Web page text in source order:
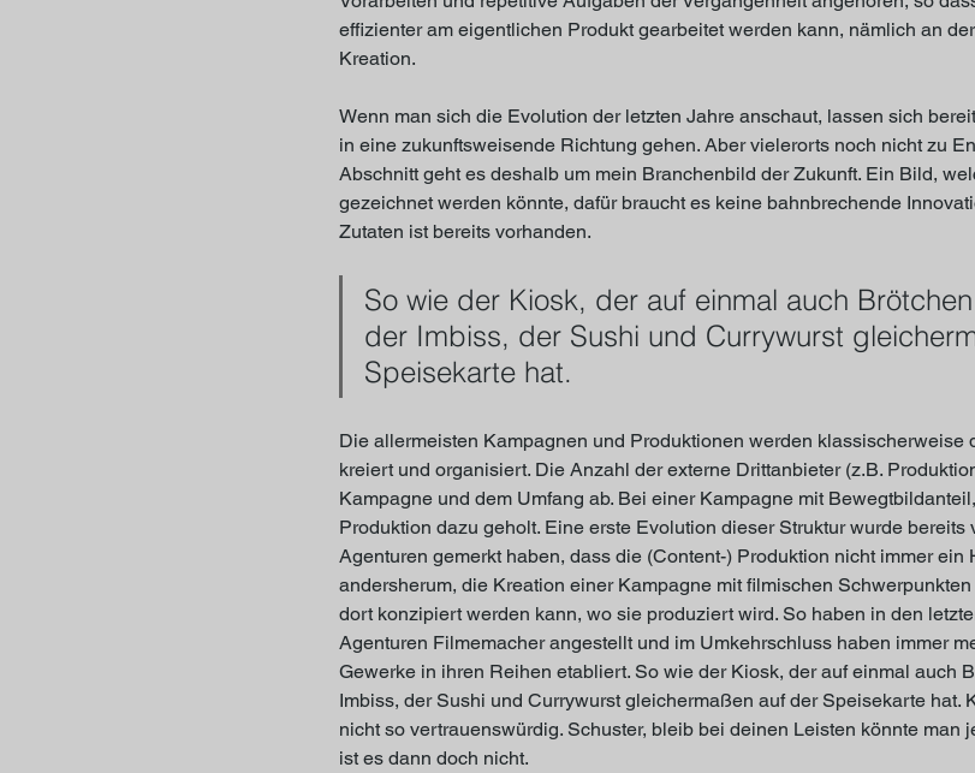
effizienter am eigentlichen Produkt gearbeitet werden kann, nämlich an
Kreation.
Wenn man sich die Evolution der letzten Jahre anschaut, lassen sich
in eine zukunftsweisende Richtung gehen. Aber vielerorts noch nicht zu
Abschnitt geht es deshalb um mein Branchenbild der Zukunft. Ein Bild,
gezeichnet werden könnte, dafür braucht es keine bahnbrechende
Zutaten ist bereits vorhanden.
So wie der Kiosk, der auf einmal auch
der Imbiss, der Sushi und Currywurst
Speisekarte hat.
Die allermeisten Kampagnen und Produktionen werden klassischerweise
kreiert und organisiert. Die Anzahl der externe Drittanbieter (z.B.
Kampagne und dem Umfang ab. Bei einer Kampagne mit
Produktion dazu geholt. Eine erste Evolution dieser Struktur wurde
Agenturen gemerkt haben, dass die (Content-) Produktion nicht immer ein
andersherum, die Kreation einer Kampagne mit filmischen
dort konzipiert werden kann, wo sie produziert wird. So haben in den
Agenturen Filmemacher angestellt und im Umkehrschluss haben immer
Gewerke in ihren Reihen etabliert. So wie der Kiosk, der auf einmal auch
Imbiss, der Sushi und Currywurst gleichermaßen auf der Speisekarte hat.
nicht so vertrauenswürdig. Schuster, bleib bei deinen Leisten könnte man
ist es dann doch nicht.